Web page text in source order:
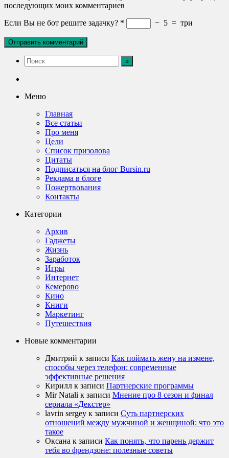
последующих моих комментариев
Если Вы не бот решите задачку? * − 5 = три
Меню
Главная
Все статьи
Про меня
Цели
Список призолова
Цитаты
Подписаться на блог Bursin.ru
Реклама в блоге
Пожертвования
Контакты
Категории
Архив
Гаджеты
Жизнь
Заработок
Игры
Интернет
Кемерово
Кино
Книги
Маркетинг
Путешествия
Новые комментарии
Дмитрий к записи Как поймать жену на измене,
способы через телефон: современные
эффективные решения
Кирилл к записи Партнерские программы
Mir Natali к записи Мнение про 8 сезон и финал
сериала «Декстер»
lavrin sergey к записи Суть партнерских
отношений между мужчиной и женщиной: что это
такое
Оксана к записи Как понять, что парень держит
тебя во френдзоне: полезные советы